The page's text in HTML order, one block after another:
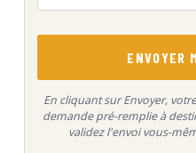
ENVOYER
En cliquant sur Envoyer,
demande pré-remplie à
validez l'envoi vous-